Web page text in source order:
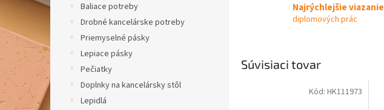
Baliace potreby
Drobné kancelárske potreby
Priemyselné pásky
Lepiace pásky
Pečiatky
Doplnky na kancelársky stôl
Lepidlá
Najrýchlejšie viazanie
diplomových prác
Súvisiaci tovar
Kód: HK111973